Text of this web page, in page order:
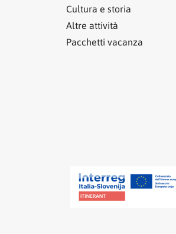
Cultura e storia
Altre attività
Pacchetti vacanza